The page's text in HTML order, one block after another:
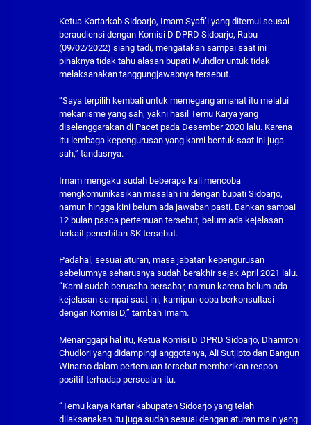
Ketua Kartarkab Sidoarjo, Imam Syafi’i yang ditemui seusai
beraudiensi dengan Komisi D DPRD Sidoarjo, Rabu
(09/02/2022) siang tadi, mengatakan sampai saat ini
pihaknya tidak tahu alasan bupati Muhdlor untuk tidak
melaksanakan tanggungjawabnya tersebut.
“Saya terpilih kembali untuk memegang amanat itu melalui
mekanisme yang sah, yakni hasil Temu Karya yang
diselenggarakan di Pacet pada Desember 2020 lalu. Karena
itu lembaga kepengurusan yang kami bentuk saat ini juga
sah,” tandasnya.
Imam mengaku sudah beberapa kali mencoba
mengkomunikasikan masalah ini dengan bupati Sidoarjo,
namun hingga kini belum ada jawaban pasti. Bahkan sampai
12 bulan pasca pertemuan tersebut, belum ada kejelasan
terkait penerbitan SK tersebut.
Padahal, sesuai aturan, masa jabatan kepengurusan
sebelumnya seharusnya sudah berakhir sejak April 2021 lalu.
“Kami sudah berusaha bersabar, namun karena belum ada
kejelasan sampai saat ini, kamipun coba berkonsultasi
dengan Komisi D,” tambah Imam.
Menanggapi hal itu, Ketua Komisi D DPRD Sidoarjo, Dhamroni
Chudlori yang didampingi anggotanya, Ali Sutjipto dan Bangun
Winarso dalam pertemuan tersebut memberikan respon
positif terhadap persoalan itu.
“Temu karya Kartar kabupaten Sidoarjo yang telah
dilaksanakan itu juga sudah sesuai dengan aturan main yang